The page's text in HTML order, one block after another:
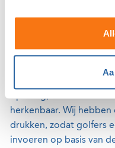
Lage
Ook Murnaghan
herkenbaar. Wij
drukken, zodat golfers
invoeren op basis van